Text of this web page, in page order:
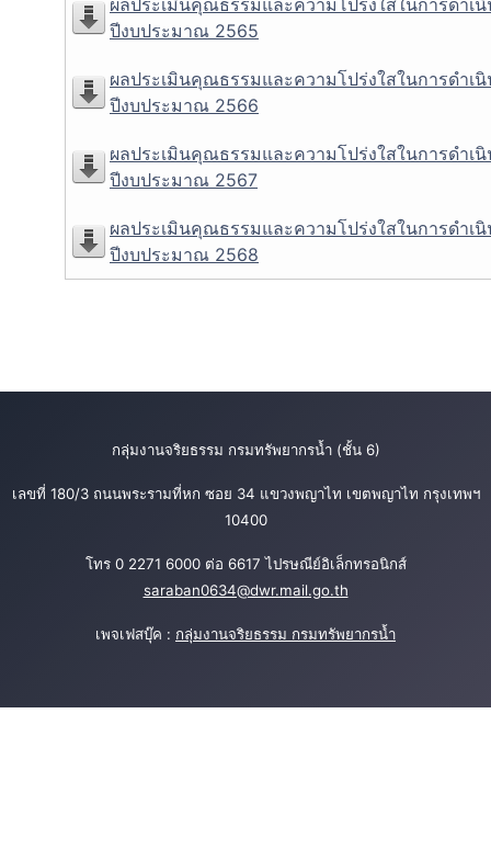
ผลประเมินคุณธรรมและความโปร่งใสในการดำเ
ปีงบประมาณ 2565
ผลประเมินคุณธรรมและความโปร่งใสในการดำเ
ปีงบประมาณ 2566
ผลประเมินคุณธรรมและความโปร่งใสในการดำเ
ปีงบประมาณ 2567
ผลประเมินคุณธรรมและความโปร่งใสในการดำเ
ปีงบประมาณ 2568
กลุ่มงานจริยธรรม กรมทรัพยากรน้ำ (ชั้น 6)
เลขที่ 180/3 ถนนพระรามที่หก ซอย 34 แขวงพญาไท เขตพญาไท กรุงเทพฯ
10400
โทร 0 2271 6000 ต่อ 6617 ไปรษณีย์อิเล็กทรอนิกส์
saraban0634@dwr.mail.go.th
เพจเฟสบุ๊ค : กลุ่มงานจริยธรรม กรมทรัพยากรน้ำ